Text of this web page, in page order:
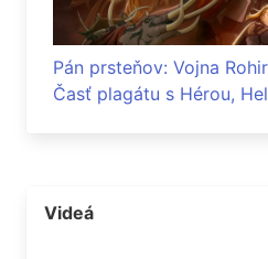
Pán prsteňov: Vojna
Časť plagátu s Hérou,
Videá